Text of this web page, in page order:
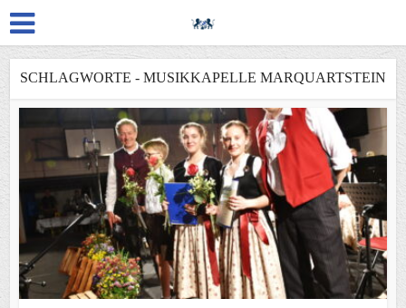
SCHLAGWORTE - MUSIKKAPELLE MARQUARTSTEIN